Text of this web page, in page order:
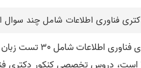
فناوری اطلاعات شامل چند